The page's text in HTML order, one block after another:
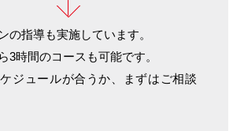
の指導も実施しています。
3時間のコースも可能です。
ジュールが合うか、まずはご相談